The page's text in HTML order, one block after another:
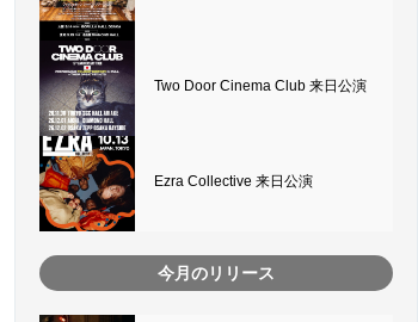
Two Door Cinema Club 来日公演
Ezra Collective 来日公演
今月のリリース